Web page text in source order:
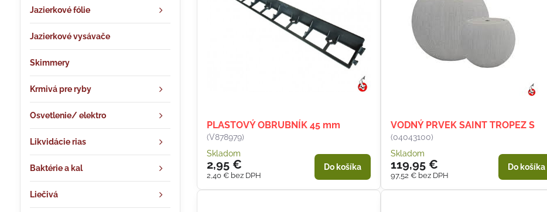
PLASTOVÝ OBRUBNÍK 45 mm
(V878979)
Skladom
2,95 €
2,40 € bez DPH
Do košíka
VODNÝ PRVEK SAINT TROPEZ S
(04043100)
Skladom
119,95 €
97,52 € bez DPH
Do košíka
Jazierkové fólie
Jazierkové vysávače
Skimmery
Krmivá pre ryby
Osvetlenie/ elektro
Likvidácie rias
Baktérie a kal
Liečivá